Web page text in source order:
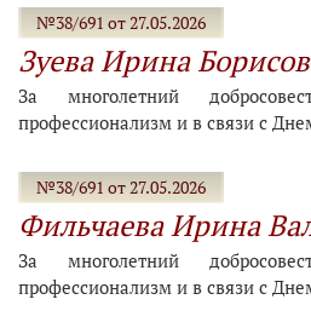
№38/691 от 27.05.2026
Зуева Ирина
За многолетний
профессионализм и в связи с
№38/691 от 27.05.2026
Фильчаева Ирина
За многолетний
профессионализм и в связи с